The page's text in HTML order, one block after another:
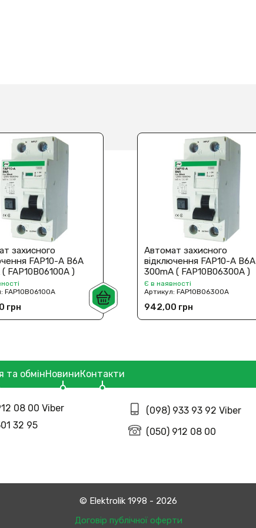
захисного
FAP10-A В6A
FAP10B06100A )
FAP10В06100A
грн
Автомат захисного
відключення FAP10-A В6A
300mA ( FAP10B06300A )
Є в наявності
Артикул:FAP10В06300A
942,00 грн
та обмінНовиниКонтакти
08 00 Viber
32 95
(098) 933 93 92 Viber
(050) 912 08 00
© Еlektrolik 1998 - 2026
Договір публічної оферти